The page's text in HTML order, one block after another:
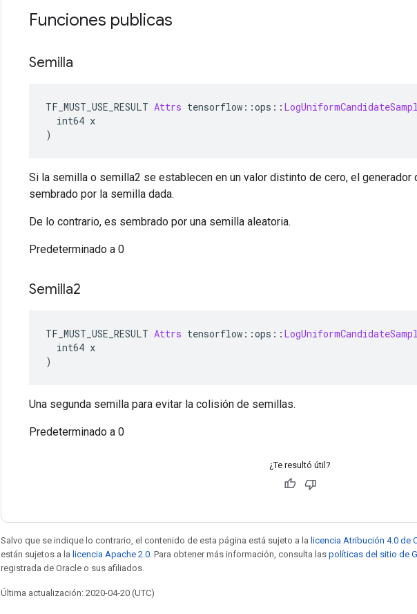
Funciones publicas
Semilla
TF_MUST_USE_RESULT Attrs tensorflow ::ops ::
int64 x
)
Si la semilla o semilla2 se establecen en un valor distinto de cero, el generador
sembrado por la semilla dada.
De lo contrario, es sembrado por una semilla aleatoria.
Predeterminado a 0
Semilla2
TF_MUST_USE_RESULT Attrs tensorflow ::ops ::
int64 x
)
Una segunda semilla para evitar la colisión de semillas.
Predeterminado a 0
¿Te resultó útil?
Salvo que se indique lo contrario, el contenido de esta página está sujeto a la licencia Atribución 4.0 de
están sujetos a la licencia Apache 2.0 . Para obtener más información, consulta las políticas del sitio de
registrada de Oracle o sus afiliados.
Última actualización: 2020-04-20 (UTC)